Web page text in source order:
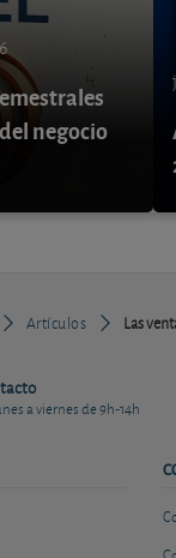
negocio
Artículos Las
a viernes de 9h-14h